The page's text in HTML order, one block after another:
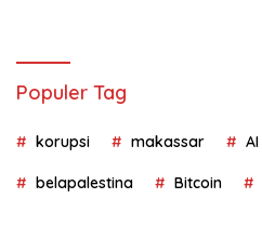
Populer Tag
korupsi makassar AI
belapalestina Bitcoin